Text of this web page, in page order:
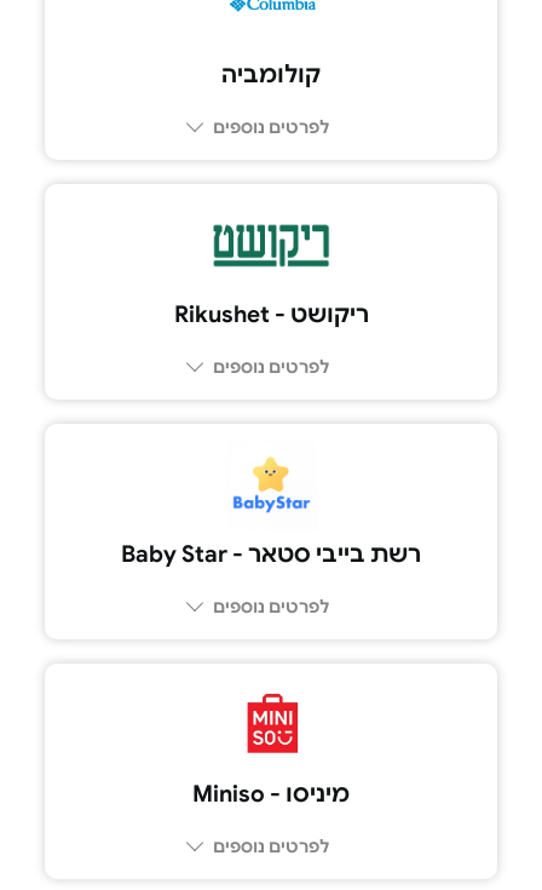
קולומביה
לפרטים נוספים
ריקושט - Rikushet
לפרטים נוספים
רשת בייבי סטאר - Baby Star
לפרטים נוספים
מיניסו - Miniso
לפרטים נוספים